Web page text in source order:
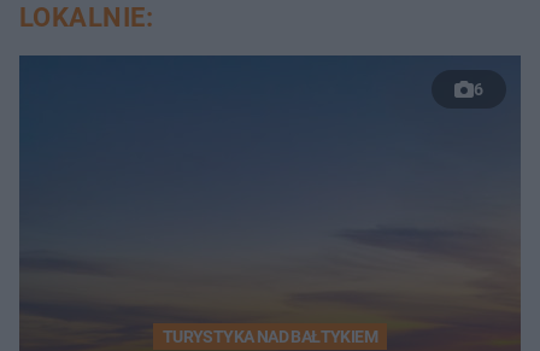
LOKALNIE:
6
TURYSTYKA NAD BAŁTYKIEM